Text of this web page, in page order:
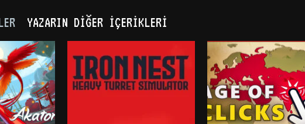
YAZARIN DIĞER İÇERIKLERI